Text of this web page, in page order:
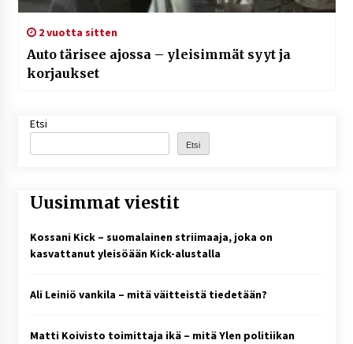
2 vuotta sitten
Auto tärisee ajossa – yleisimmät syyt ja
korjaukset
Etsi
Etsi
Uusimmat viestit
Kossani Kick – suomalainen striimaaja, joka on
kasvattanut yleisöään Kick-alustalla
Ali Leiniö vankila – mitä väitteistä tiedetään?
Matti Koivisto toimittaja ikä – mitä Ylen politiikan